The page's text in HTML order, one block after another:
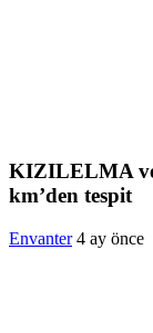
KIZILELMA
km’den tespit
Envanter 4 ay önce